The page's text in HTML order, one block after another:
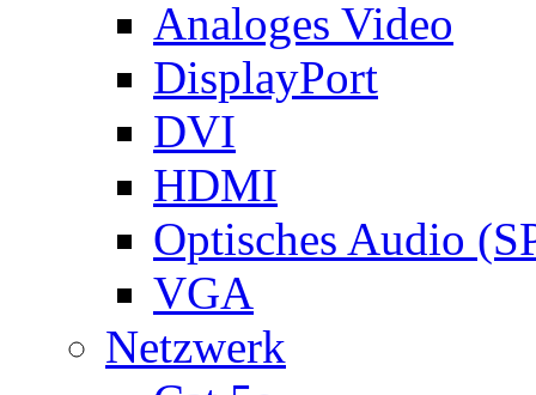
Analoges Video
DisplayPort
DVI
HDMI
Optisches Audio
VGA
Netzwerk